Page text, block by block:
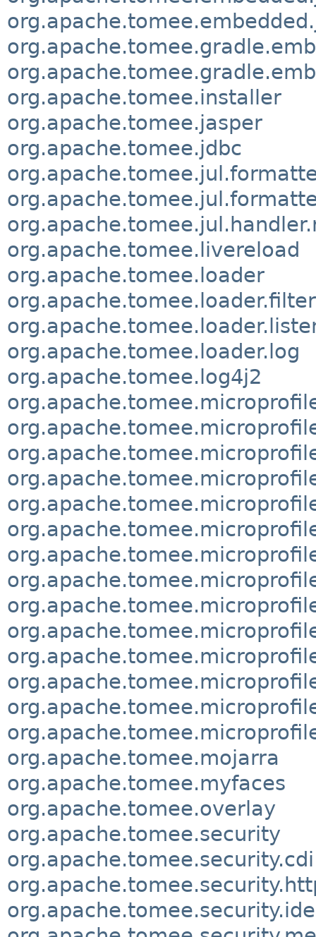
org.apache.tomee.installer
org.apache.tomee.jasper
org.apache.tomee.jdbc
org.apache.tomee.livereload
org.apache.tomee.loader
org.apache.tomee.loader.filter
org.apache.tomee.loader.log
org.apache.tomee.log4j2
org.apache.tomee.mojarra
org.apache.tomee.myfaces
org.apache.tomee.overlay
org.apache.tomee.security
org.apache.tomee.security.cdi